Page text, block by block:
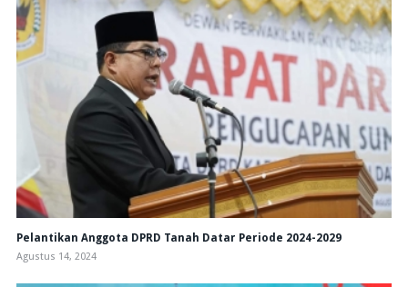
Pelantikan Anggota DPRD Tanah Datar Periode 2024-2029
Agustus 14, 2024